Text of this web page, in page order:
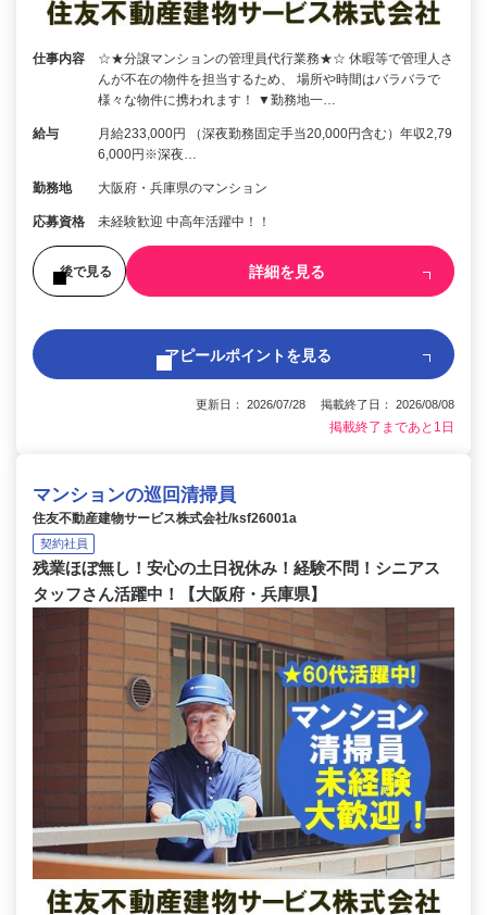
仕事内容
☆★分譲マンションの管理員代行業務★☆ 休暇等で管理人さ
んが不在の物件を担当するため、 場所や時間はバラバラで
様々な物件に携われます！ ▼勤務地一…
給与
月給233,000円 （深夜勤務固定手当20,000円含む）年収2,79
6,000円※深夜…
勤務地 大阪府・兵庫県のマンション
応募資格 未経験歓迎 中高年活躍中！！
後で見る 詳細を見る
アピールポイントを見る
更新日： 2026/07/28 掲載終了日： 2026/08/08
掲載終了まであと1日
マンションの巡回清掃員
住友不動産建物サービス株式会社/ksf26001a
契約社員
残業ほぼ無し！安心の土日祝休み！経験不問！シニアス
タッフさん活躍中！【大阪府・兵庫県】